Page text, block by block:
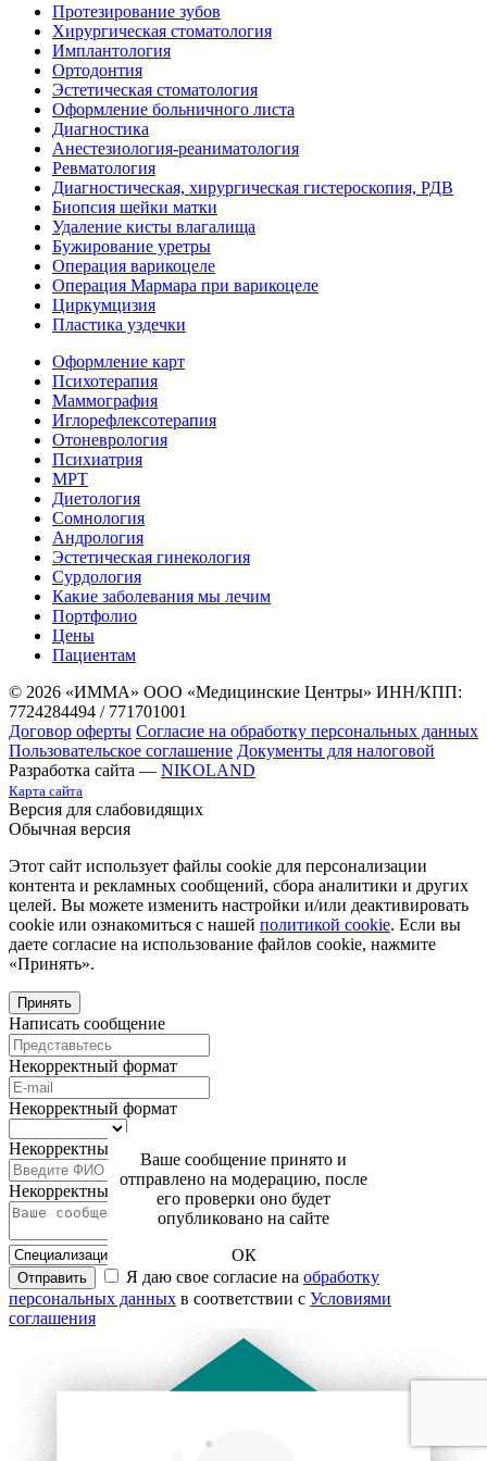
Протезирование зубов
Хирургическая стоматология
Имплантология
Ортодонтия
Эстетическая стоматология
Оформление больничного листа
Диагностика
Анестезиология-реаниматология
Ревматология
Диагностическая, хирургическая гистероскопия, РДВ
Биопсия шейки матки
Удаление кисты влагалища
Бужирование уретры
Операция варикоцеле
Операция Мармара при варикоцеле
Циркумцизия
Пластика уздечки
Оформление карт
Психотерапия
Маммография
Иглорефлексотерапия
Отоневрология
Психиатрия
МРТ
Диетология
Сомнология
Андрология
Эстетическая гинекология
Сурдология
Какие заболевания мы лечим
Портфолио
Цены
Пациентам
© 2026 «ИММА» ООО «Медицинские Центры» ИНН/КПП:
7724284494 / 771701001
Договор оферты Согласие на обработку персональных данных
Пользовательское соглашение Документы для налоговой
Разработка сайта — NIKOLAND
Карта сайта
Версия для слабовидящих
Обычная версия
Этот сайт использует файлы cookie для персонализации
контента и рекламных сообщений, сбора аналитики и других
целей. Вы можете изменить настройки и/или деактивировать
cookie или ознакомиться с нашей политикой cookie. Если вы
даете согласие на использование файлов cookie, нажмите
«Принять».
Принять
Написать сообщение
Некорректный формат
Некорректный формат
Некорректный формат
Некорректный формат
Отправить Я даю свое согласие на обработку
персональных данных в соответствии с Условиями
соглашения
Ваше сообщение принято и
отправлено на модерацию, после
его проверки оно будет
опубликовано на сайте
ОК